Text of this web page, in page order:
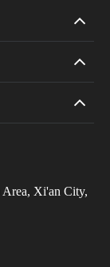
Area, Xi'an City,